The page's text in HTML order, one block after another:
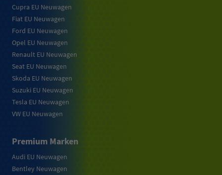
Cupra EU Neuwagen
Fiat EU Neuwagen
Ford EU Neuwagen
Opel EU Neuwagen
Renault EU Neuwagen
Seat EU Neuwagen
Skoda EU Neuwagen
Suzuki EU Neuwagen
Tesla EU Neuwagen
VW EU Neuwagen
Premium Marken
Audi EU Neuwagen
Bentley Neuwagen